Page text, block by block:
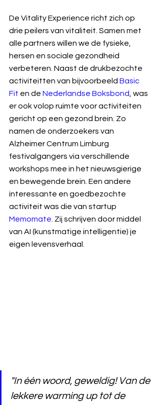
De Vitality Experience richt zich op
drie peilers van vitaliteit. Samen met
alle partners willen we de fysieke,
hersen en sociale gezondheid
verbeteren. Naast de drukbezochte
activiteitten van bijvoorbeeld Basic
Fit en de Nederlandse Boksbond , was
er ook volop ruimte voor activiteiten
gericht op een gezond brein. Zo
namen de onderzoekers van
Alzheimer Centrum Limburg
festivalgangers via verschillende
workshops mee in het nieuwsgierige
en bewegende brein. Een andere
interessante en goedbezochte
activiteit was die van startup
Memomate . Zij schrijven door middel
van AI (kunstmatige intelligentie) je
eigen levensverhaal.
"In één woord, geweldig! Van de
lekkere warming up tot de